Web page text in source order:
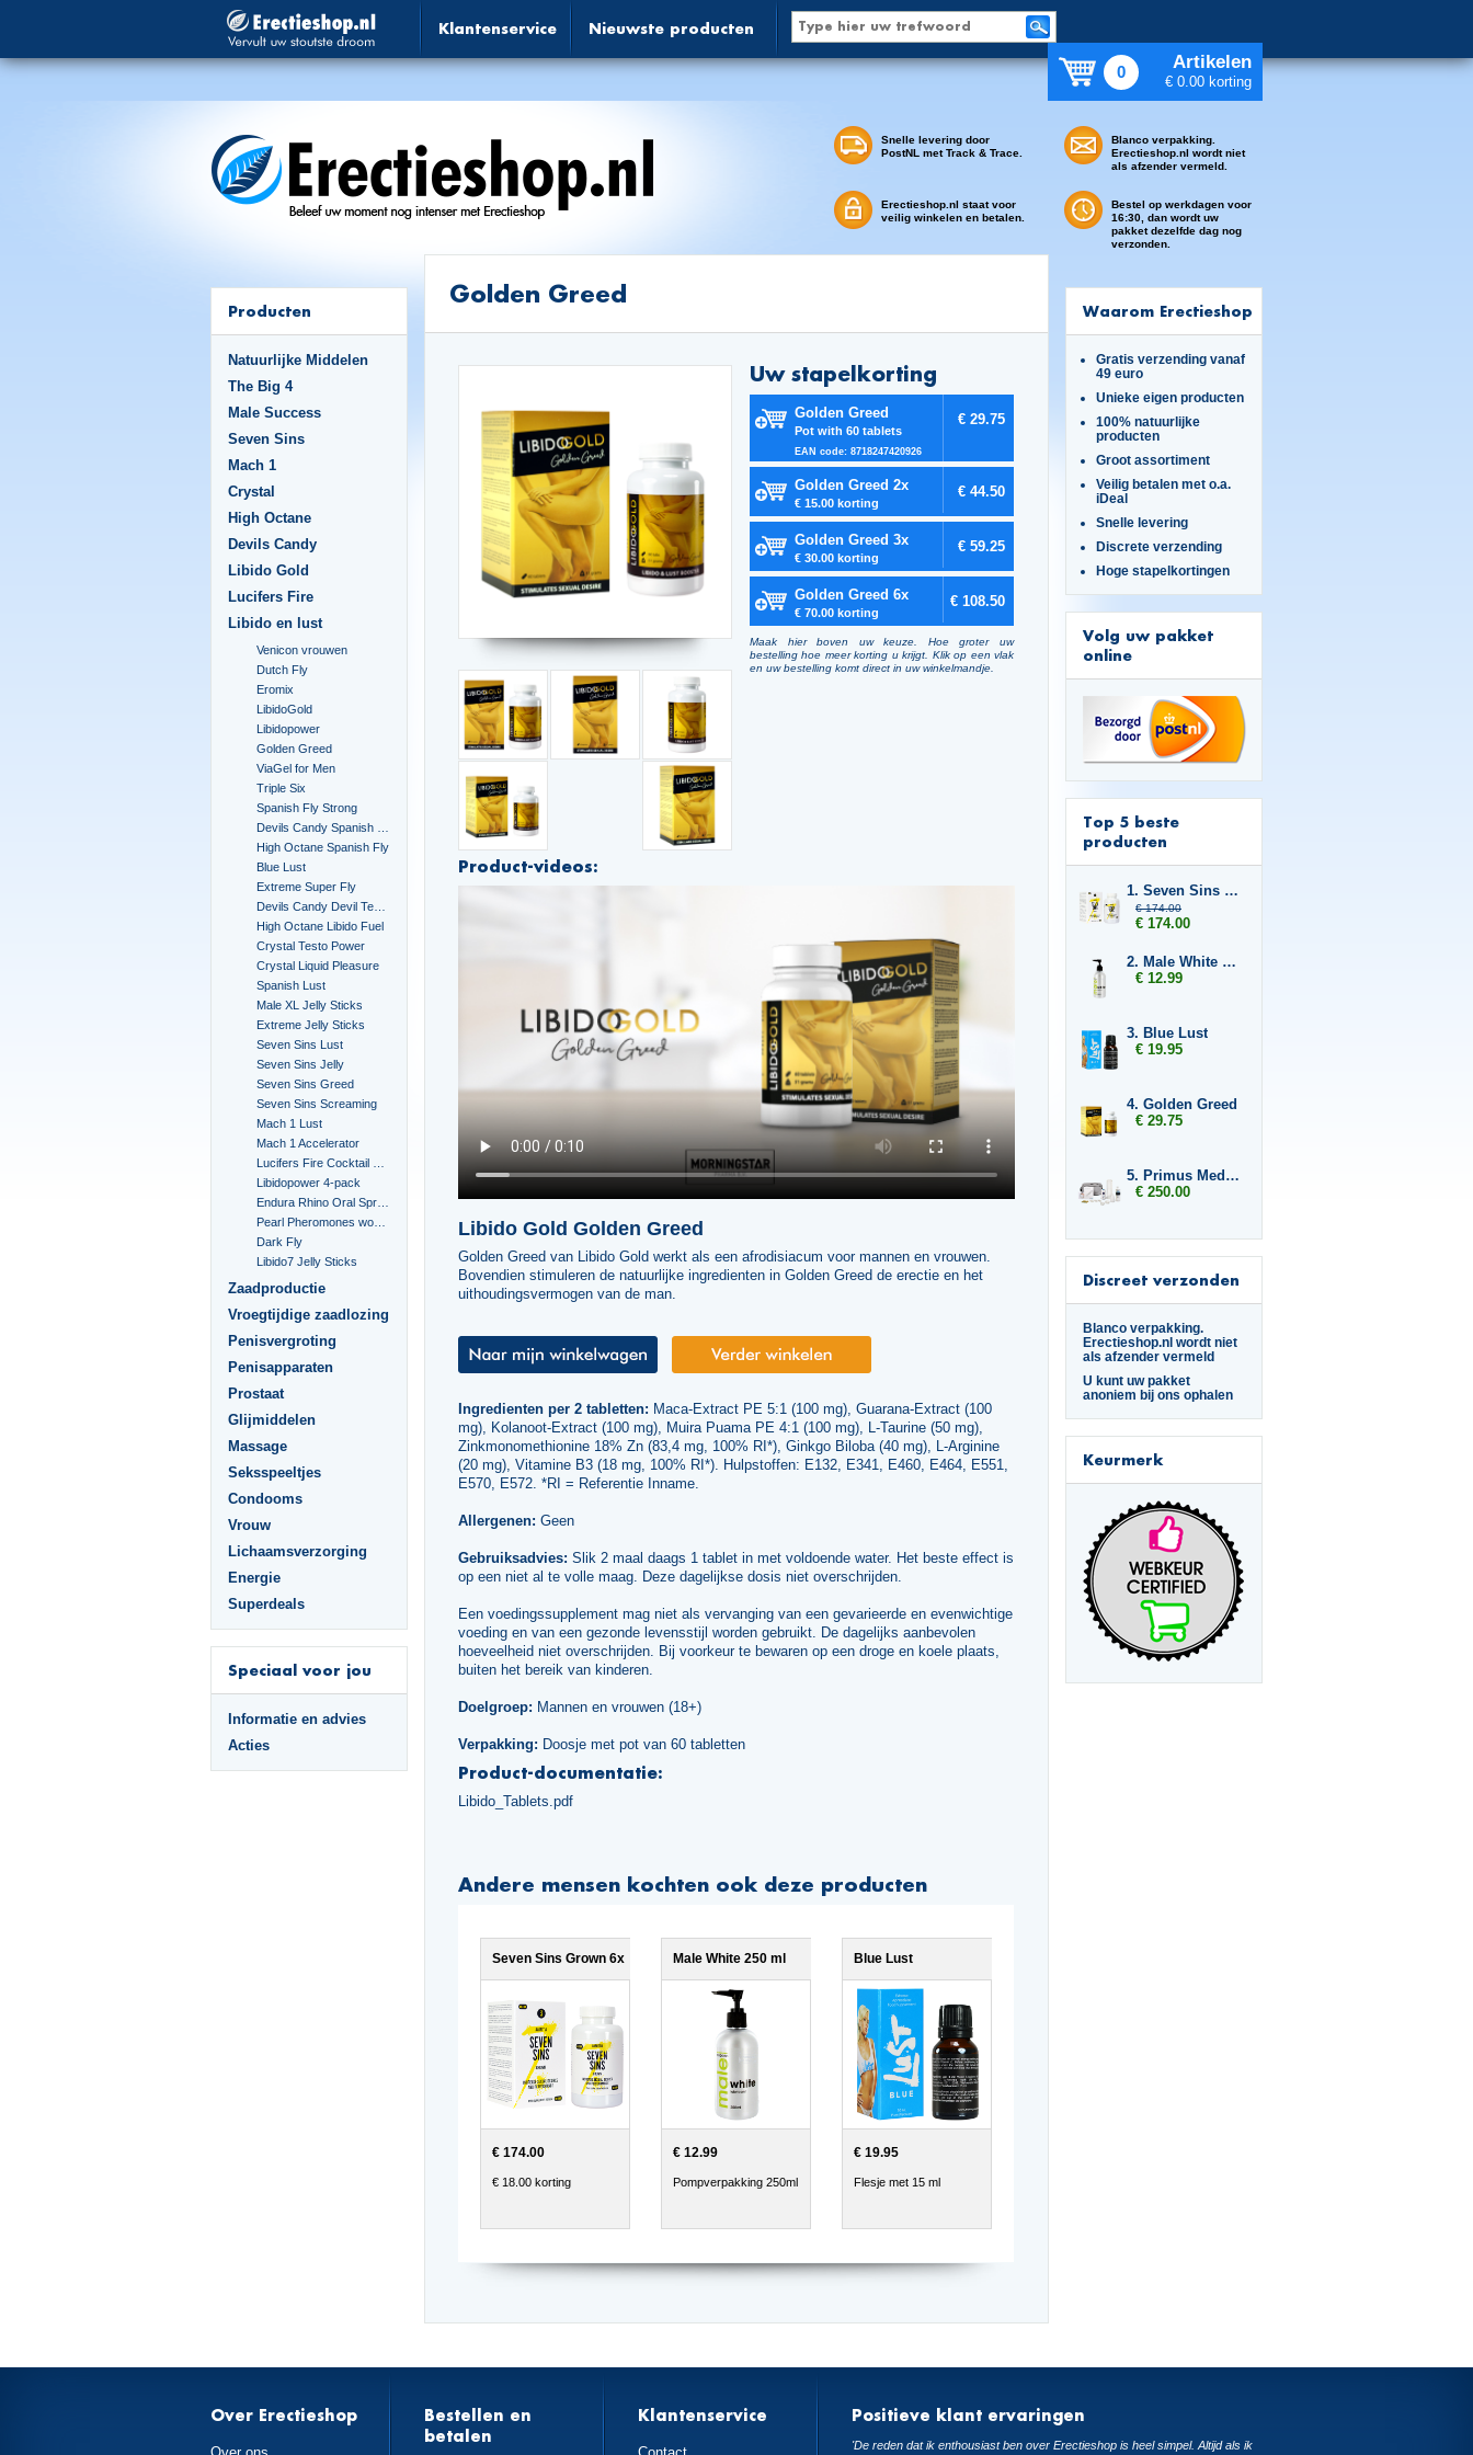
Klantenservice Nieuwste producten
0 Artikelen
€ 0.00 korting
Snelle levering door
PostNL met Track & Trace.
Erectieshop.nl staat voor
veilig winkelen en betalen.
Blanco verpakking.
Erectieshop.nl wordt niet
als afzender vermeld.
Bestel op werkdagen voor
16:30, dan wordt uw
pakket dezelfde dag nog
verzonden.
Producten
Natuurlijke Middelen
The Big 4
Male Success
Seven Sins
Mach 1
Crystal
High Octane
Devils Candy
Libido Gold
Lucifers Fire
Libido en lust
Venicon vrouwen
Dutch Fly
Eromix
LibidoGold
Libidopower
Golden Greed
ViaGel for Men
Triple Six
Spanish Fly Strong
High Octane Spanish Fly
Blue Lust
Extreme Super Fly
High Octane Libido Fuel
Crystal Testo Power
Crystal Liquid Pleasure
Spanish Lust
Male XL Jelly Sticks
Extreme Jelly Sticks
Seven Sins Lust
Seven Sins Jelly
Seven Sins Greed
Seven Sins Screaming
Mach 1 Lust
Mach 1 Accelerator
Libidopower 4-pack
Dark Fly
Libido7 Jelly Sticks
Zaadproductie
Vroegtijdige zaadlozing
Penisvergroting
Penisapparaten
Prostaat
Glijmiddelen
Massage
Seksspeeltjes
Condooms
Vrouw
Lichaamsverzorging
Energie
Superdeals
Speciaal voor jou
Informatie en advies
Acties
Golden Greed
Uw stapelkorting
Golden Greed
Pot with 60 tablets
EAN code: 8718247420926
€ 29.75
Golden Greed 2x
€ 15.00 korting
€ 44.50
Golden Greed 3x
€ 30.00 korting
€ 59.25
Golden Greed 6x
€ 70.00 korting
€ 108.50
Maak hier boven uw keuze. Hoe groter uw
bestelling hoe meer korting u krijgt. Klik op een vlak
en uw bestelling komt direct in uw winkelmandje.
Product-videos:
Libido Gold Golden Greed
Golden Greed van Libido Gold werkt als een afrodisiacum voor mannen en vrouwen.
Bovendien stimuleren de natuurlijke ingredienten in Golden Greed de erectie en het
uithoudingsvermogen van de man.
Ingredienten per 2 tabletten: Maca-Extract PE 5:1 (100 mg), Guarana-Extract (100
mg), Kolanoot-Extract (100 mg), Muira Puama PE 4:1 (100 mg), L-Taurine (50 mg),
Zinkmonomethionine 18% Zn (83,4 mg, 100% RI*), Ginkgo Biloba (40 mg), L-Arginine
(20 mg), Vitamine B3 (18 mg, 100% RI*). Hulpstoffen: E132, E341, E460, E464, E551,
E570, E572. *RI = Referentie Inname.
Allergenen: Geen
Gebruiksadvies: Slik 2 maal daags 1 tablet in met voldoende water. Het beste effect is
op een niet al te volle maag. Deze dagelijkse dosis niet overschrijden.
Een voedingssupplement mag niet als vervanging van een gevarieerde en evenwichtige
voeding en van een gezonde levensstijl worden gebruikt. De dagelijks aanbevolen
hoeveelheid niet overschrijden. Bij voorkeur te bewaren op een droge en koele plaats,
buiten het bereik van kinderen.
Doelgroep: Mannen en vrouwen (18+)
Verpakking: Doosje met pot van 60 tabletten
Product-documentatie:
Libido_Tablets.pdf
Andere mensen kochten ook deze producten
Seven Sins Grown 6x
€ 174.00
€ 18.00 korting
Male White 250 ml
€ 12.99
Pompverpakking 250ml
Blue Lust
€ 19.95
Flesje met 15 ml
Waarom Erectieshop
Gratis verzending vanaf
49 euro
Unieke eigen producten
100% natuurlijke
producten
Groot assortiment
Veilig betalen met o.a.
iDeal
Snelle levering
Discrete verzending
Hoge stapelkortingen
Volg uw pakket
online
Top 5 beste
producten
1. Seven Sins Grown 6x
€ 174.00
€ 174.00
2. Male White 250 ml
€ 12.99
3. Blue Lust
€ 19.95
4. Golden Greed
€ 29.75
5. Primus Medische erectiepomp
€ 250.00
Discreet verzonden
Blanco verpakking.
Erectieshop.nl wordt niet
als afzender vermeld
U kunt uw pakket
anoniem bij ons ophalen
Keurmerk
Over Erectieshop
Bestellen en
betalen
Klantenservice Positieve klant ervaringen
'De reden dat ik enthousiast ben over Erectieshop is heel simpel. Altijd als ik